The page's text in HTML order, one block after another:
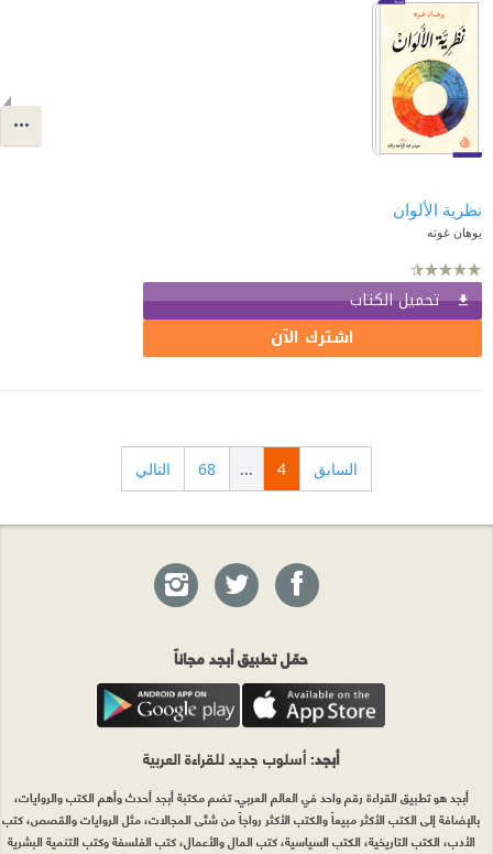
نظرية الألوان
يوهان غوته
تحميل الكتاب
اشترك الآن
السابق 4
...
68 التالي
حمّل تطبيق أبجد مجاناً
أبجد: أسلوب جديد للقراءة العربية
أبجد هو تطبيق القراءة رقم واحد في العالم العربي. تضم مكتبة أبجد أحدث وأهم الكتب والروايات،
بالإضافة إلى الكتب الأكثر مبيعاً والكتب الأكثر رواجاً من شتّى المجالات، مثل الروايات والقصص، كتب
الأدب، الكتب التاريخية، الكتب السياسية، كتب المال والأعمال، كتب الفلسفة وكتب التنمية البشرية